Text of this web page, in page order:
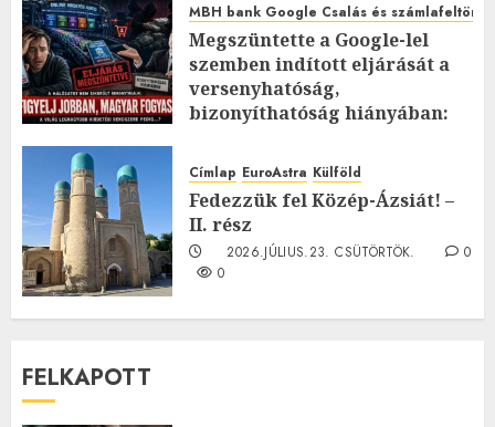
MBH bank Google Csalás és
Megszüntette a Google-lel
szemben indított eljárását a
versenyhatóság,
bizonyíthatóság hiányában:
2026.JÚLIUS.23. CSÜTÖRTÖK.
0
Címlap EuroAstra Külföld
Fedezzük fel Közép-Ázsiát! –
II. rész
2026.JÚLIUS.23. CSÜTÖRTÖK.
0
0
FELKAPOTT